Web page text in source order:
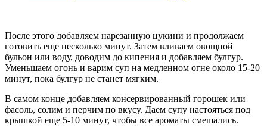
После этого добавляем нарезанную цукини и продолжаем
готовить еще несколько минут. Затем вливаем овощной
бульон или воду, доводим до кипения и добавляем булгур.
Уменьшаем огонь и варим суп на медленном огне около 15-20
минут, пока булгур не станет мягким.
В самом конце добавляем консервированный горошек или
фасоль, солим и перчим по вкусу. Даем супу настояться под
крышкой еще 5-10 минут, чтобы все ароматы смешались.